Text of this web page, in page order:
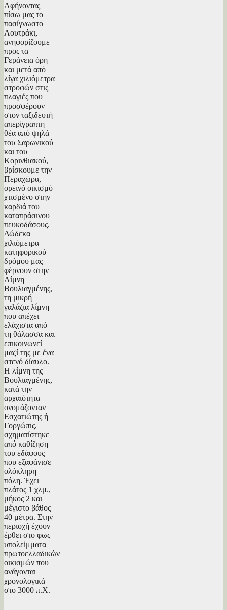
Αφήνοντας
πίσω μας το
πασίγνωστο
Λουτράκι,
ανηφορίζουμε
προς τα
Γεράνεια όρη
και μετά από
λίγα χιλιόμετρα
στροφών στις
πλαγιές που
προσφέρουν
στον ταξιδευτή
απερίγραπτη
θέα από ψηλά
του Σαρωνικού
και του
Κορινθιακού,
βρίσκουμε την
Περαχώρα,
ορεινό οικισμό
χτισμένο στην
καρδιά του
καταπράσινου
πευκοδάσους.
Δώδεκα
χιλιόμετρα
κατηφορικού
δρόμου μας
φέρνουν στην
Λίμνη
Βουλιαγμένης,
τη μικρή
γαλάζια λίμνη
που απέχει
ελάχιστα από
τη θάλασσα και
επικοινωνεί
μαζί της με ένα
στενό δίαυλο.
Η λίμνη της
Βουλιαγμένης,
κατά την
αρχαιότητα
ονομάζονταν
Εσχατιώτης ή
Γοργώπις,
σχηματίστηκε
από καθίζηση
του εδάφους
που εξαφάνισε
ολόκληρη
πόλη. Έχει
πλάτος 1 χλμ.,
μήκος 2 και
μέγιστο βάθος
40 μέτρα. Στην
περιοχή έχουν
έρθει στο φως
υπολείμματα
πρωτοελλαδικών
οικισμών που
ανάγονται
χρονολογικά
στο 3000 π.Χ.